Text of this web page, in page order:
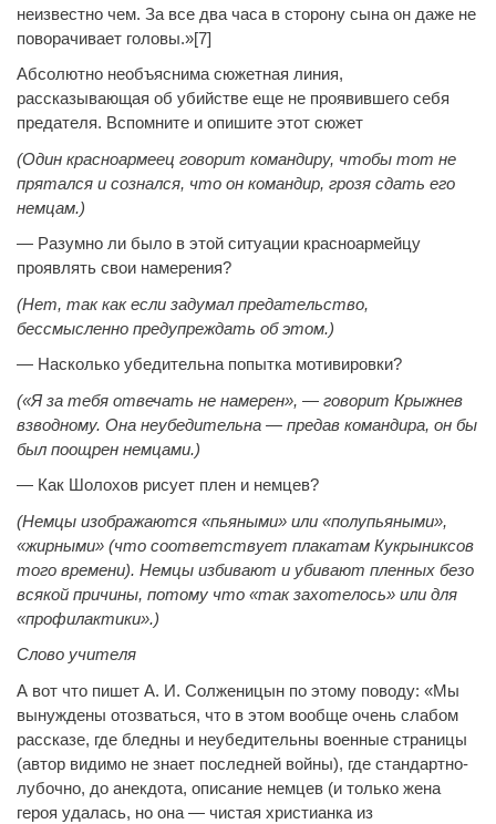
неизвестно чем. За все два часа в сторону сына он даже не
поворачивает головы.»[7]
Абсолютно необъяснима сюжетная линия,
рассказывающая об убийстве еще не проявившего себя
предателя. Вспомните и опишите этот сюжет
(Один красноармеец говорит командиру, чтобы тот не
прятался и сознался, что он командир, грозя сдать его
немцам.)
— Разумно ли было в этой ситуации красноармейцу
проявлять свои намерения?
(Нет, так как если задумал предательство,
бессмысленно предупреждать об этом.)
— Насколько убедительна попытка мотивировки?
(«Я за тебя отвечать не намерен», — говорит Крыжнев
взводному. Она неубедительна — предав командира, он бы
был поощрен немцами.)
— Как Шолохов рисует плен и немцев?
(Немцы изображаются «пьяными» или «полупьяными»,
«жирными» (что соответствует плакатам Кукрыниксов
того времени). Немцы избивают и убивают пленных безо
всякой причины, потому что «так захотелось» или для
«профилактики».)
Слово учителя
А вот что пишет А. И. Солженицын по этому поводу: «Мы
вынуждены отозваться, что в этом вообще очень слабом
рассказе, где бледны и неубедительны военные страницы
(автор видимо не знает последней войны), где стандартно-
лубочно, до анекдота, описание немцев (и только жена
героя удалась, но она — чистая христианка из